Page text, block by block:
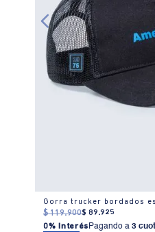
$ 119.900$ 89.925
0% Interés Pagando a3